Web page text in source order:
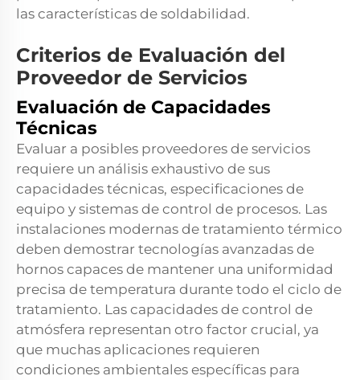
las características de soldabilidad.
Criterios de Evaluación del
Proveedor de Servicios
Evaluación de Capacidades
Técnicas
Evaluar a posibles proveedores de servicios
requiere un análisis exhaustivo de sus
capacidades técnicas, especificaciones de
equipo y sistemas de control de procesos. Las
instalaciones modernas de tratamiento térmico
deben demostrar tecnologías avanzadas de
hornos capaces de mantener una uniformidad
precisa de temperatura durante todo el ciclo de
tratamiento. Las capacidades de control de
atmósfera representan otro factor crucial, ya
que muchas aplicaciones requieren
condiciones ambientales específicas para